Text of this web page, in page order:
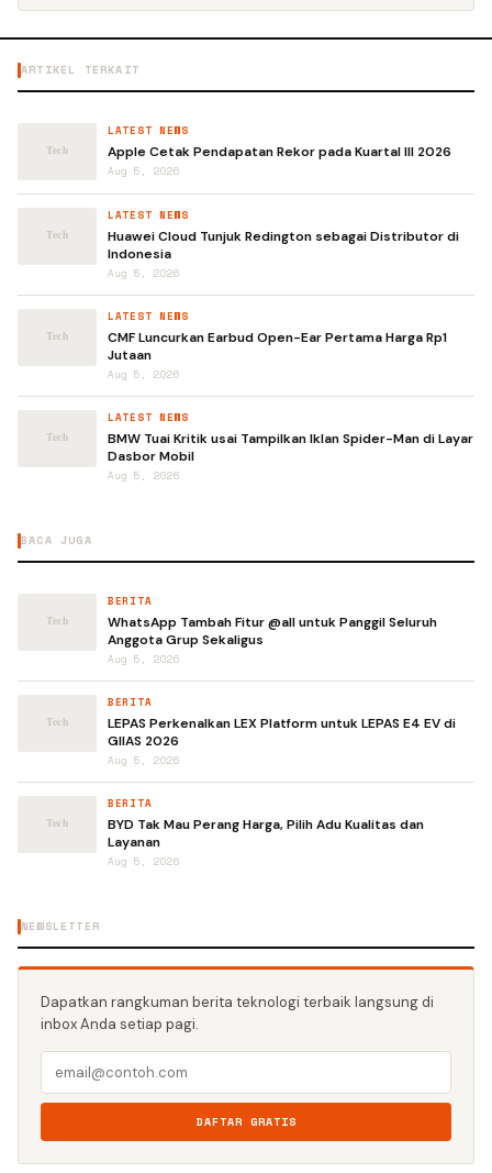
ARTIKEL TERKAIT
LATEST NEWS
Apple Cetak Pendapatan Rekor pada Kuartal III 2026
Aug 5, 2026
LATEST NEWS
Huawei Cloud Tunjuk Redington sebagai Distributor di
Indonesia
Aug 5, 2026
LATEST NEWS
CMF Luncurkan Earbud Open-Ear Pertama Harga Rp1
Jutaan
Aug 5, 2026
LATEST NEWS
BMW Tuai Kritik usai Tampilkan Iklan Spider-Man di Layar
Dasbor Mobil
Aug 5, 2026
BACA JUGA
BERITA
WhatsApp Tambah Fitur @all untuk Panggil Seluruh
Anggota Grup Sekaligus
Aug 5, 2026
BERITA
LEPAS Perkenalkan LEX Platform untuk LEPAS E4 EV di
GIIAS 2026
Aug 5, 2026
BERITA
BYD Tak Mau Perang Harga, Pilih Adu Kualitas dan
Layanan
Aug 5, 2026
NEWSLETTER
Dapatkan rangkuman berita teknologi terbaik langsung di
inbox Anda setiap pagi.
DAFTAR GRATIS